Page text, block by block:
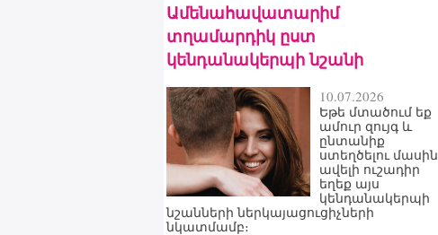
Ամենահավատարիմ
տղամարդիկ ըստ
կենդանակերպի նշանի
10.07.2026
Եթե մտածում եք
ամուր զույգ և
ընտանիք
ստեղծելու մասին,
ավելի ուշադիր
եղեք այս
կենդանակերպի
նշանների ներկայացուցիչների
նկատմամբ։